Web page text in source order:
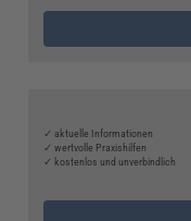
✓ aktuelle Informationen
✓ wertvolle Praxishilfen
✓ kostenlos und unverbindlich